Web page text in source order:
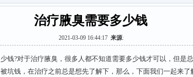
治疗腋臭需要多少钱
2021-03-09 16:44:17 来源:
?对于治疗腋臭，很多人都不知道需要多少钱才可以，但是
坑钱，在治疗之前总是想先了解下，那么，下面我们一起来了